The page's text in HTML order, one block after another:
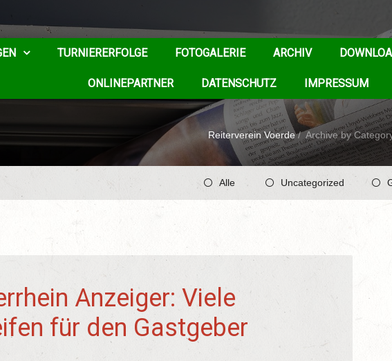
TURNIERERFOLGE FOTOGALERIE ARCHIV
ONLINEPARTNER DATENSCHUTZ IMPRESSUM
Reiterverein Voerde / Archive by
Alle Uncategorized
Anzeiger: Viele
für den Gastgeber